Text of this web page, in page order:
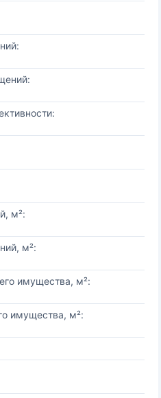
м²:
м²:
имущества, м²:
имущества, м²: